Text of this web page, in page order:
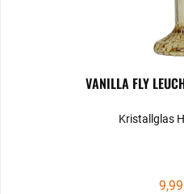
VANILLA FLY
Kristallglas